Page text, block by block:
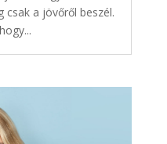
csak a jövőről beszél.